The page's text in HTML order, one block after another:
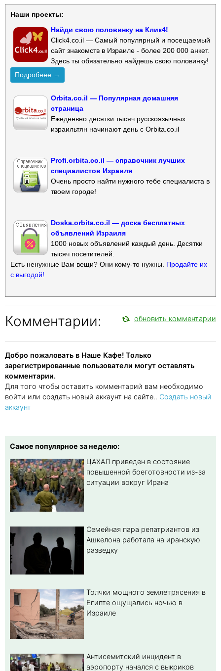
Наши проекты:
Найди свою половинку на Клик4!
Click4.co.il — Самый популярный и посещаемый
сайт знакомств в Израиле - более 200 000 анкет.
Здесь ты обязательно найдешь свою половинку!
Подробнее →
Orbita.co.il — Популярная домашняя
страница
Ежедневно десятки тысяч русскоязычных
израильтян начинают день с Orbita.co.il
Profi.orbita.co.il — справочник лучших
специалистов Израиля
Очень просто найти нужного тебе специалиста в
твоем городе!
Doska.orbita.co.il — доска бесплатных
объявлений Израиля
1000 новых объявлений каждый день. Десятки
тысяч посетителей.
Есть ненужные Вам вещи? Они кому-то нужны. Продайте их
с выгодой!
Комментарии: обновить комментарии
Добро пожаловать в Наше Кафе! Только
зарегистрированные пользователи могут оставлять
комментарии.
Для того чтобы оставить комментарий вам необходимо
войти или создать новый аккаунт на сайте.. Создать новый
аккаунт
Самое популярное за неделю:
ЦАХАЛ приведен в состояние
повышенной боеготовности из-за
ситуации вокруг Ирана
Семейная пара репатриантов из
Ашкелона работала на иранскую
разведку
Толчки мощного землетрясения в
Египте ощущались ночью в
Израиле
Антисемитский инцидент в
аэропорту начался с выкриков